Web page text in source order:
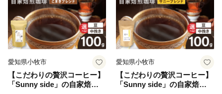
愛知県小牧市
【こだわりの贅沢コーヒー】
「Sunny side」の自家焙煎珈
愛知県小牧市
【こだわりの贅沢コーヒー】
「Sunny side」の自家焙煎珈